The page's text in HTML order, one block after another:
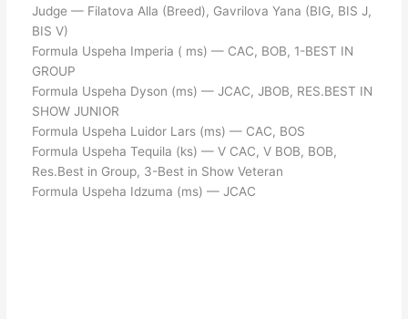
Judge — Filatova Alla (Breed), Gavrilova Yana (BIG, BIS J,
BIS V)
Formula Uspeha Imperia ( ms) — CAC, BOB, 1-BEST IN
GROUP
Formula Uspeha Dyson (ms) — JCAC, JBOB, RES.BEST IN
SHOW JUNIOR
Formula Uspeha Luidor Lars (ms) — CAC, BOS
Formula Uspeha Tequila (ks) — V CAC, V BOB, BOB,
Res.Best in Group, 3-Best in Show Veteran
Formula Uspeha Idzuma (ms) — JCAC